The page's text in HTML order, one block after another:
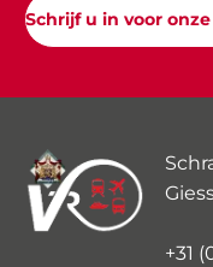
Schrijf u in voor
+31